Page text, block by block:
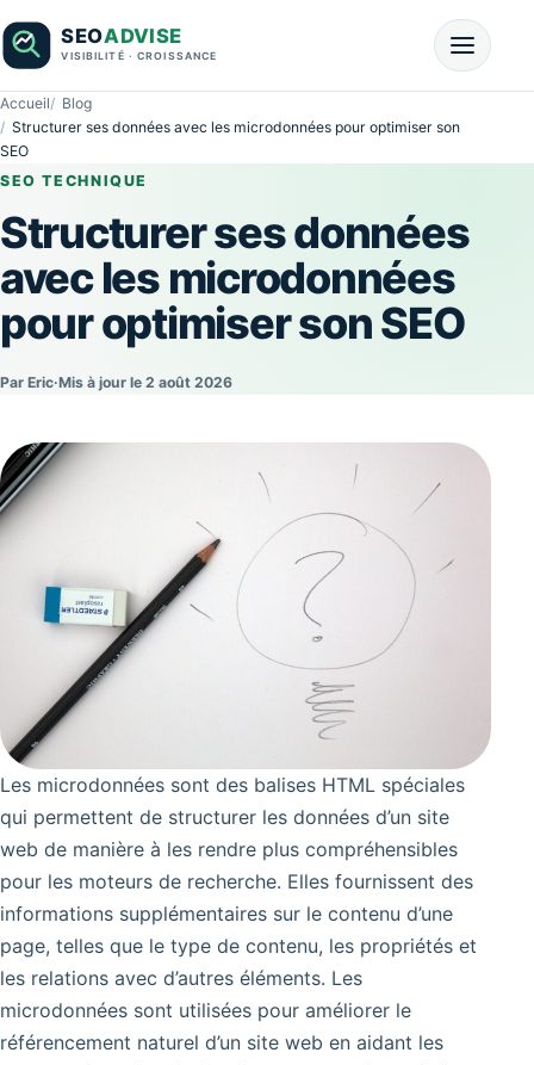
Accueil
Blog
Structurer ses données avec les microdonnées pour optimiser son
SEO
SEO TECHNIQUE
Structurer ses données
avec les microdonnées
pour optimiser son SEO
Par Eric·Mis à jour le 2 août 2026
Les microdonnées sont des balises HTML spéciales
qui permettent de structurer les données d’un site
web de manière à les rendre plus compréhensibles
pour les moteurs de recherche. Elles fournissent des
informations supplémentaires sur le contenu d’une
page, telles que le type de contenu, les propriétés et
les relations avec d’autres éléments. Les
microdonnées sont utilisées pour améliorer le
référencement naturel d’un site web en aidant les